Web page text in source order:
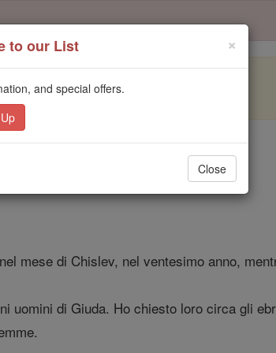
- Capitolo 1
mese di Chislev, nel ventesimo anno,
uomini di Giuda. Ho chiesto loro circa gli
×
to our List
and special offers.
Close